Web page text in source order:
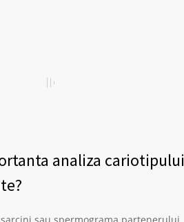
analiza cariotipului